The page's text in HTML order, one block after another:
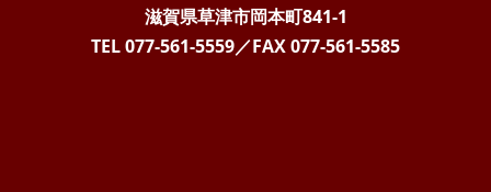
滋賀県草津市岡本町841-1
TEL 077-561-5559／FAX077-561-5585